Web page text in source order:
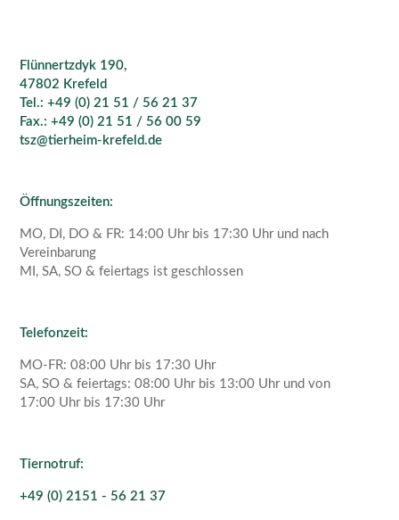
Flünnertzdyk 190,
47802 Krefeld
Tel.: +49 (0) 21 51 / 56 21 37
Fax.: +49 (0) 21 51 / 56 00 59
tsz@tierheim-krefeld.de
Öffnungszeiten:
MO, DI, DO & FR: 14:00 Uhr bis 17:30 Uhr und nach
Vereinbarung
MI, SA, SO & feiertags ist geschlossen
Telefonzeit:
MO-FR: 08:00 Uhr bis 17:30 Uhr
SA, SO & feiertags: 08:00 Uhr bis 13:00 Uhr und von
17:00 Uhr bis 17:30 Uhr
Tiernotruf:
+49 (0) 2151 - 56 21 37